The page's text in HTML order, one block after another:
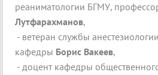
реаниматологии БГМУ,
Лутфарахманов,
- ветеран службы
кафедры Борис Вакеев,
- доцент кафедры